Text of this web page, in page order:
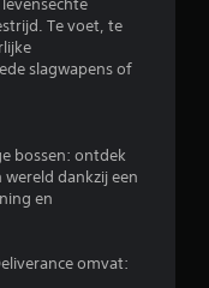
Te voet, te
slagwapens of
bossen: ontdek
dankzij een
en
omvat: